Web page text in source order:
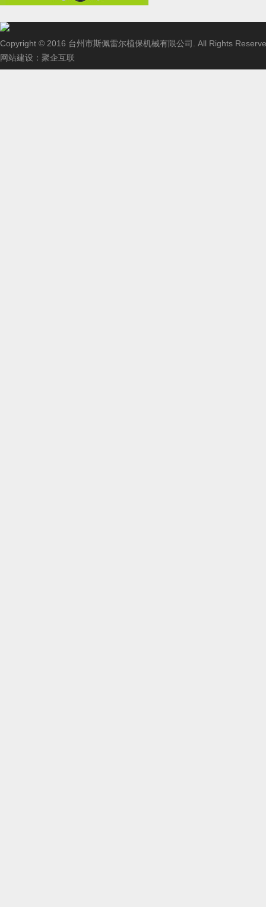
Copyright © 2016 台州市斯佩雷尔植保机械有限公司. All Rights
网站建设 ： 聚企互联